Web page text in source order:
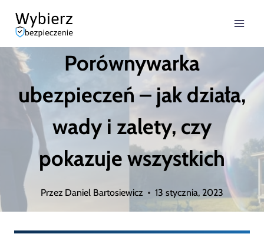
Przejdź
treści
Porównywarka
ubezpieczeń – jak działa,
wady i zalety, czy
pokazuje wszystkich
Przez Daniel Bartosiewicz 13 stycznia, 2023